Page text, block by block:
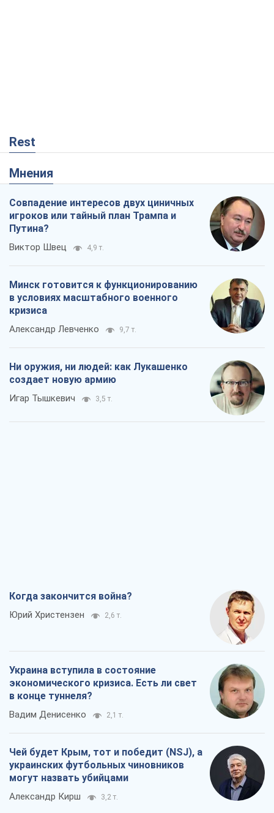
Rest
Мнения
Совпадение интересов двух циничных
игроков или тайный план Трампа и
Путина?
Виктор Швец 4,9 т.
Минск готовится к функционированию
в условиях масштабного военного
кризиса
Александр Левченко 9,7 т.
Ни оружия, ни людей: как Лукашенко
создает новую армию
Игар Тышкевич 3,5 т.
Когда закончится война?
Юрий Христензен 2,6 т.
Украина вступила в состояние
экономического кризиса. Есть ли свет
в конце туннеля?
Вадим Денисенко 2,1 т.
Чей будет Крым, тот и победит (NSJ), а
украинских футбольных чиновников
могут назвать убийцами
Александр Кирш 3,2 т.